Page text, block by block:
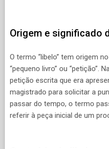
Origem e significado
O termo “libelo” tem origem
“pequeno livro” ou “petição”.
petição escrita que era
magistrado para solicitar a
passar do tempo, o termo
referir à peça inicial de um